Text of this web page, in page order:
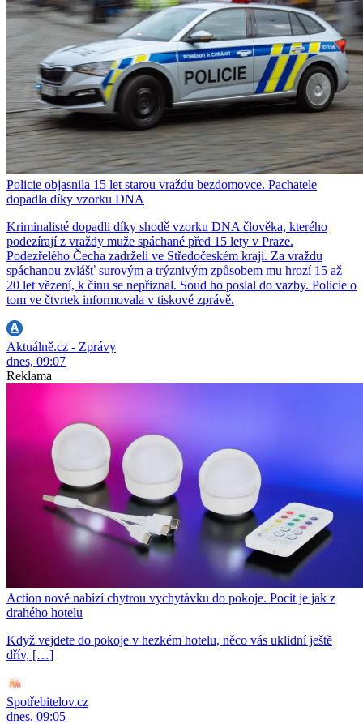
Policie objasnila 15 let starou vraždu bezdomovce. Pachatele
dopadla díky vzorku DNA
Kriminalisté dopadli díky shodě vzorku DNA člověka, kterého
podezírají z vraždy muže spáchané před 15 lety v Praze.
Podezřelého Čecha zadrželi ve Středočeském kraji. Za vraždu
spáchanou zvlášť surovým a trýznivým způsobem mu hrozí 15 až
20 let vězení, k činu se nepřiznal. Soud ho poslal do vazby. Policie o
tom ve čtvrtek informovala v tiskové zprávě.
Aktuálně.cz - Zprávy
dnes, 09:07
Reklama
Action nově nabízí chytrou vychytávku do pokoje. Pocit je jak z
drahého hotelu
Když vejdete do pokoje v hezkém hotelu, něco vás uklidní ještě
dřív, […]
Spotřebitelov.cz
dnes, 09:05